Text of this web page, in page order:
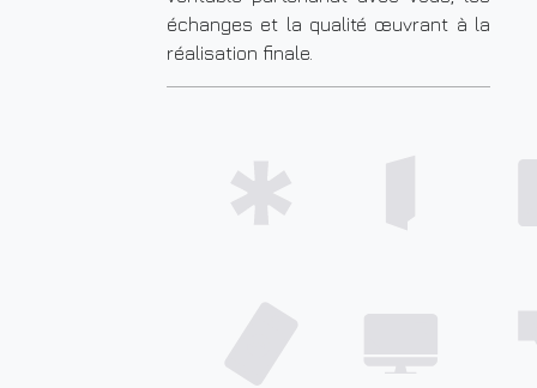
échanges et la qualité œuvrant à la
réalisation finale.